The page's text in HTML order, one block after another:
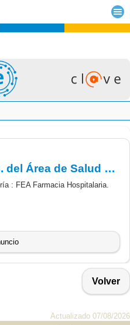
Resolución de la G.S.S. del Área de Salud de La Palma, por la que se aprueba Lista de Empleo en el marco de convocatoria la constitución de Lista de Empleo Supletoria - FEA Farmacia Hospitalaria.
: FEA Farmacia Hospitalaria.
Volver
Actualizado 07/08/2026